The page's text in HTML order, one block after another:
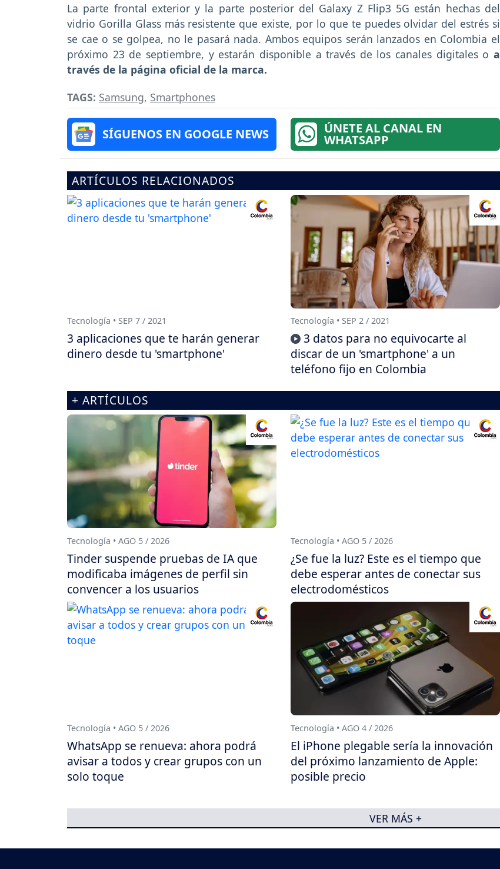
La parte frontal exterior y la parte posterior del Galaxy Z Flip3 5G están hechas del
vidrio Gorilla Glass más resistente que existe, por lo que te puedes olvidar del estrés si
se cae o se golpea, no le pasará nada. Ambos equipos serán lanzados en Colombia el
próximo 23 de septiembre, y estarán disponible a través de los canales digitales o a
través de la página oficial de la marca.
TAGS: Samsung, Smartphones
SÍGUENOS EN GOOGLE NEWS ÚNETE AL CANAL EN
WHATSAPP
ARTÍCULOS RELACIONADOS
Tecnología • SEP 7 / 2021
3 aplicaciones que te harán generar
dinero desde tu 'smartphone'
Tecnología • SEP 2 / 2021
3 datos para no equivocarte al
discar de un 'smartphone' a un
teléfono fijo en Colombia
+ ARTÍCULOS
Tecnología • AGO 5 / 2026
Tinder suspende pruebas de IA que
modificaba imágenes de perfil sin
convencer a los usuarios
Tecnología • AGO 5 / 2026
¿Se fue la luz? Este es el tiempo que
debe esperar antes de conectar sus
electrodomésticos
Tecnología • AGO 5 / 2026
WhatsApp se renueva: ahora podrá
avisar a todos y crear grupos con un
solo toque
Tecnología • AGO 4 / 2026
El iPhone plegable sería la innovación
del próximo lanzamiento de Apple:
posible precio
VER MÁS +